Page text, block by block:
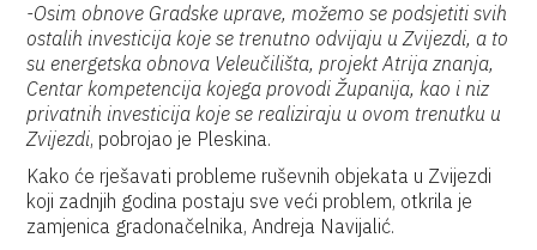
-Osim obnove Gradske uprave, možemo se podsjetiti svih
ostalih investicija koje se trenutno odvijaju u Zvijezdi, a to
su energetska obnova Veleučilišta, projekt Atrija znanja,
Centar kompetencija kojega provodi Županija, kao i niz
privatnih investicija koje se realiziraju u ovom trenutku u
Zvijezdi, pobrojao je Pleskina.
Kako će rješavati probleme ruševnih objekata u Zvijezdi
koji zadnjih godina postaju sve veći problem, otkrila je
zamjenica gradonačelnika, Andreja Navijalić.